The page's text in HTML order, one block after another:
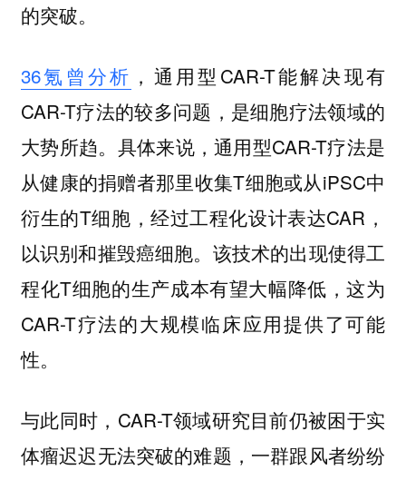
的突破。
36氪曾分析 ，通用型CAR-T能解决现有
CAR-T疗法的较多问题，是细胞疗法领域的
大势所趋。具体来说，通用型CAR-T疗法是
从健康的捐赠者那里收集T细胞或从iPSC中
衍生的T细胞，经过工程化设计表达CAR，
以识别和摧毁癌细胞。该技术的出现使得工
程化T细胞的生产成本有望大幅降低，这为
CAR-T疗法的大规模临床应用提供了可能
性。
与此同时，CAR-T领域研究目前仍被困于实
体瘤迟迟无法突破的难题，一群跟风者纷纷